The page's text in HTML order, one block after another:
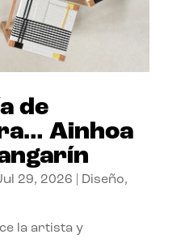
de
Ainhoa
29, 2026 Diseño,
la artista y